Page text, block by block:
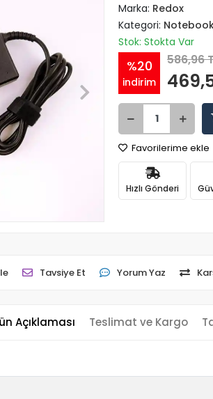
Marka: Redox
Kategori:
Stok: Stokta Var
%20
indirim
586,96
Favorilerime ekle
Hızlı Gönderi
Tavsiye Et Yorum Yaz
Açıklaması Teslimat ve Kargo